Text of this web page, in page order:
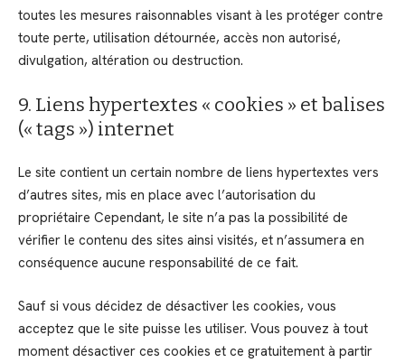
toutes les mesures raisonnables visant à les protéger contre
toute perte, utilisation détournée, accès non autorisé,
divulgation, altération ou destruction.
9. Liens hypertextes « cookies » et balises
(« tags ») internet
Le site contient un certain nombre de liens hypertextes vers
d’autres sites, mis en place avec l’autorisation du
propriétaire Cependant, le site n’a pas la possibilité de
vérifier le contenu des sites ainsi visités, et n’assumera en
conséquence aucune responsabilité de ce fait.
Sauf si vous décidez de désactiver les cookies, vous
acceptez que le site puisse les utiliser. Vous pouvez à tout
moment désactiver ces cookies et ce gratuitement à partir